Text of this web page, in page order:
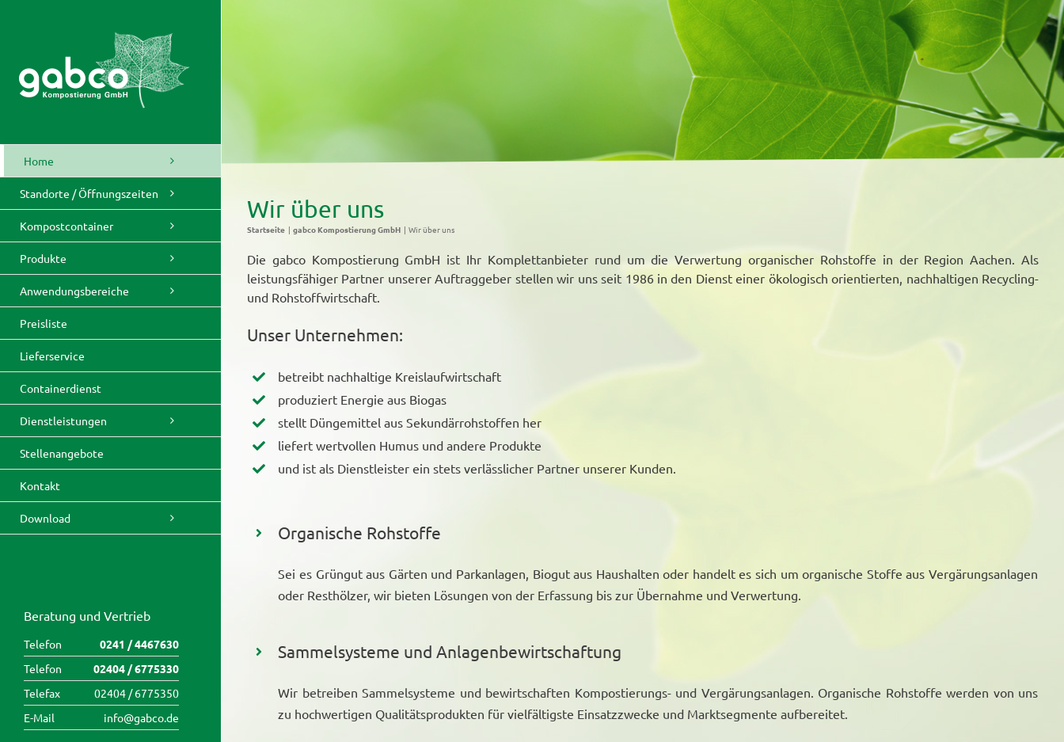
Home
Standorte / Öffnungszeiten
Kompostcontainer
Produkte
Anwendungsbereiche
Preisliste
Lieferservice
Containerdienst
Dienstleistungen
Stellenangebote
Kontakt
Download
Beratung und Vertrieb
Telefon
0241 / 4467630
Telefon
02404 / 6775330
Telefax
02404 / 6775350
E-Mail
info@gabco.de
Wir über uns
Startseite gabco Kompostierung GmbH Wir über uns
Die gabco Kompostierung GmbH ist Ihr Komplettanbieter rund um die Verwertung organischer Rohstoffe in der Region Aachen. Als
leistungsfähiger Partner unserer Auftraggeber stellen wir uns seit 1986 in den Dienst einer ökologisch orientierten, nachhaltigen Recycling-
und Rohstoffwirtschaft.
Unser Unternehmen:
betreibt nachhaltige Kreislaufwirtschaft
produziert Energie aus Biogas
stellt Düngemittel aus Sekundärrohstoffen her
liefert wertvollen Humus und andere Produkte
und ist als Dienstleister ein stets verlässlicher Partner unserer Kunden.
Organische Rohstoffe
Sei es Grüngut aus Gärten und Parkanlagen, Biogut aus Haushalten oder handelt es sich um organische Stoffe aus Vergärungsanlagen
oder Resthölzer, wir bieten Lösungen von der Erfassung bis zur Übernahme und Verwertung.
Sammelsysteme und Anlagenbewirtschaftung
Wir betreiben Sammelsysteme und bewirtschaften Kompostierungs- und Vergärungsanlagen. Organische Rohstoffe werden von uns
zu hochwertigen Qualitätsprodukten für vielfältigste Einsatzzwecke und Marktsegmente aufbereitet.